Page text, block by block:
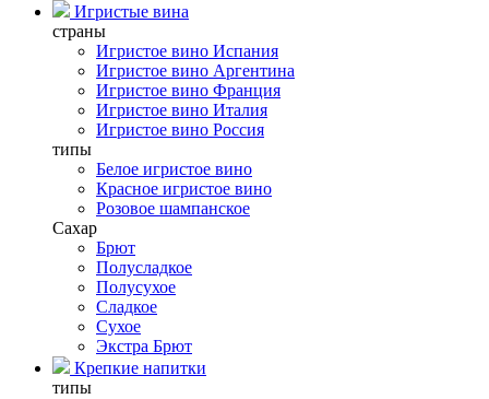
Игристые вина
страны
Игристое вино Испания
Игристое вино Аргентина
Игристое вино Франция
Игристое вино Италия
Игристое вино Россия
типы
Белое игристое вино
Красное игристое вино
Розовое шампанское
Сахар
Брют
Полусладкое
Полусухое
Сладкое
Сухое
Экстра Брют
Крепкие напитки
типы